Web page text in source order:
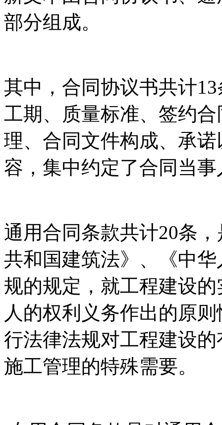
部分组成。
其中，合同协议书共计
工期、质量标准、签约
理、合同文件构成、承
容，集中约定了合同当
通用合同条款共计20条
共和国建筑法》、《中
规的规定，就工程建设
人的权利义务作出的原
行法律法规对工程建设
施工管理的特殊需要。